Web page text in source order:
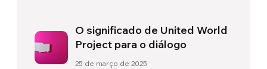
O significado de United World
Project para o diálogo
25 de março de 2025